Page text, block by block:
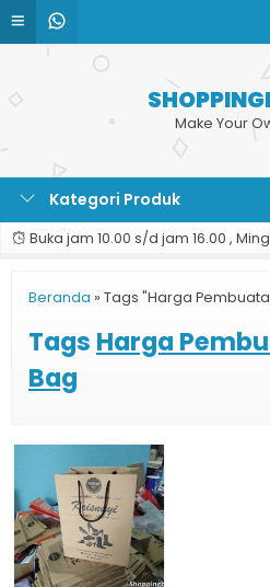
Make Your
Kategori Produk
Buka jam 10.00 s/d jam 16.00 ,
Beranda » Tags "Harga
Tags Harga
Bag